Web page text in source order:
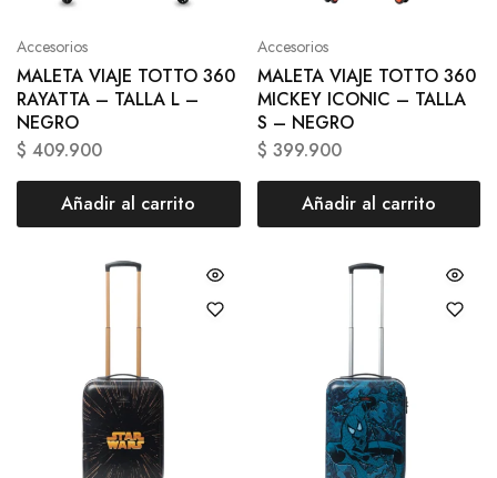
Accesorios
MALETA VIAJE TOTTO 360
RAYATTA – TALLA L –
NEGRO
$ 409.900
Añadir al carrito
Accesorios
MALETA VIAJE TOTTO 360
MICKEY ICONIC – TALLA
S – NEGRO
$ 399.900
Añadir al carrito